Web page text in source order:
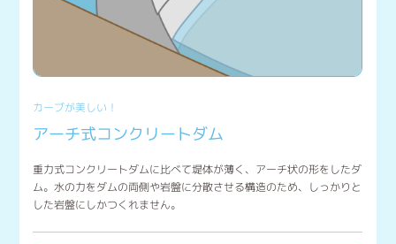
カーブが美しい！
アーチ式コンクリートダム
重力式コンクリートダムに比べて堤体が薄く、アーチ状の形をしたダ
ム。水の力をダムの両側や岩盤に分散させる構造のため、しっかりと
した岩盤にしかつくれません。